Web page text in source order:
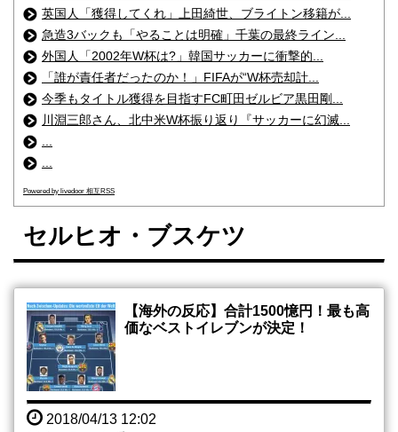
英国人「獲得してくれ」上田綺世、ブライトン移籍が...
急造3バックも「やることは明確」千葉の最終ライン...
外国人「2002年W杯は?」韓国サッカーに衝撃的...
「誰が責任者だったのか！」FIFAが“W杯売却計...
今季もタイトル獲得を目指すFC町田ゼルビア黒田剛...
川淵三郎さん、北中米W杯振り返り『サッカーに幻滅...
Powered by livedoor 相互RSS
セルヒオ・ブスケツ
【海外の反応】合計1500憶円！最も高
価なベストイレブンが決定！
2018/04/13 12:02